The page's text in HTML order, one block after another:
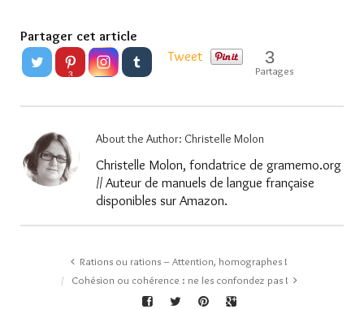
Partager cet article
3
Tweet 3
Partages
About the Author: Christelle Molon
Christelle Molon, fondatrice de gramemo.org
// Auteur de manuels de langue française
disponibles sur Amazon.
Rations ou rations – Attention, homographes !
Cohésion ou cohérence : ne les confondez pas !